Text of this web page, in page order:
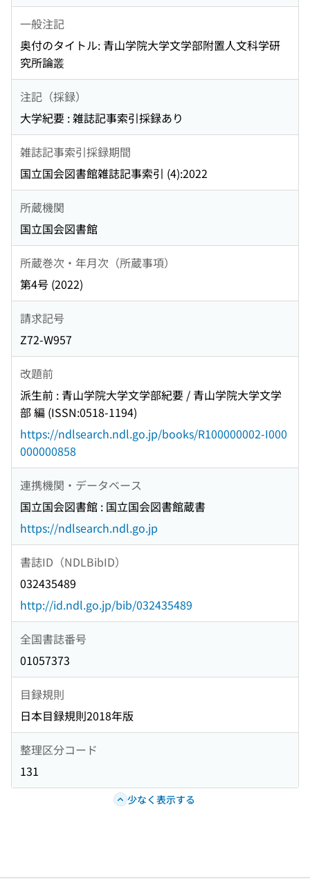
一般注記
奥付のタイトル: 青山学院大学文学部附置人文科学研
究所論叢
注記（採録）
大学紀要 : 雑誌記事索引採録あり
雑誌記事索引採録期間
国立国会図書館雑誌記事索引 (4):2022
所蔵機関
国立国会図書館
所蔵巻次・年月次（所蔵事項）
第4号 (2022)
請求記号
Z72-W957
改題前
派生前 : 青山学院大学文学部紀要 / 青山学院大学文学
部 編 (ISSN:0518-1194)
https://ndlsearch.ndl.go.jp/books/R100000002-I000
000000858
連携機関・データベース
国立国会図書館 : 国立国会図書館蔵書
https://ndlsearch.ndl.go.jp
書誌ID（NDLBibID）
032435489
http://id.ndl.go.jp/bib/032435489
全国書誌番号
01057373
目録規則
日本目録規則2018年版
整理区分コード
131
少なく表示する